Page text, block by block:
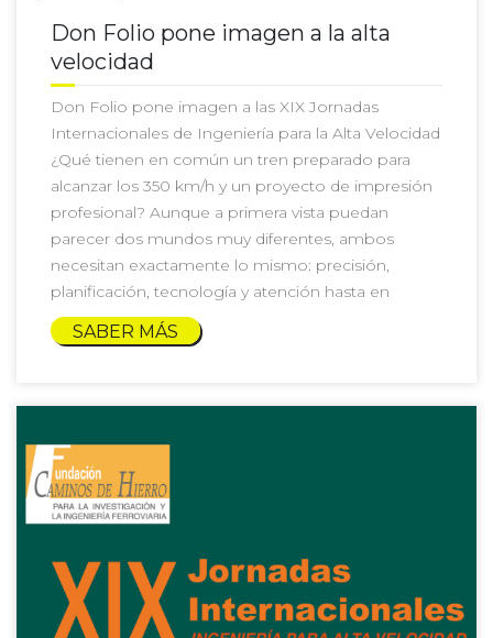
Don Folio pone imagen a la alta
velocidad
Don Folio pone imagen a las XIX Jornadas
Internacionales de Ingeniería para la Alta Velocidad
¿Qué tienen en común un tren preparado para
alcanzar los 350 km/h y un proyecto de impresión
profesional? Aunque a primera vista puedan
parecer dos mundos muy diferentes, ambos
necesitan exactamente lo mismo: precisión,
planificación, tecnología y atención hasta en
SABER MÁS